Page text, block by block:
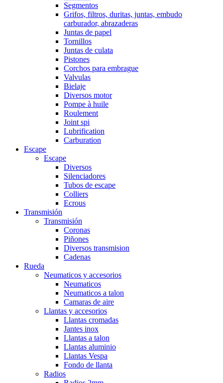
Segmentos
Grifos, filtros, duritas, juntas, embudo
carburador, abrazaderas
Juntas de papel
Tornillos
Juntas de culata
Pistones
Corchos para embrague
Valvulas
Bielaje
Diversos motor
Pompe à huile
Roulement
Joint spi
Lubrification
Carburation
Escape
Escape
Diversos
Silenciadores
Tubos de escape
Colliers
Ecrous
Transmisión
Transmisión
Coronas
Piñones
Diversos transmision
Cadenas
Rueda
Neumaticos y accesorios
Neumaticos
Neumaticos a talon
Camaras de aire
Llantas y accesorios
Llantas cromadas
Jantes inox
Llantas a talon
Llantas aluminio
Llantas Vespa
Fondo de llanta
Radios